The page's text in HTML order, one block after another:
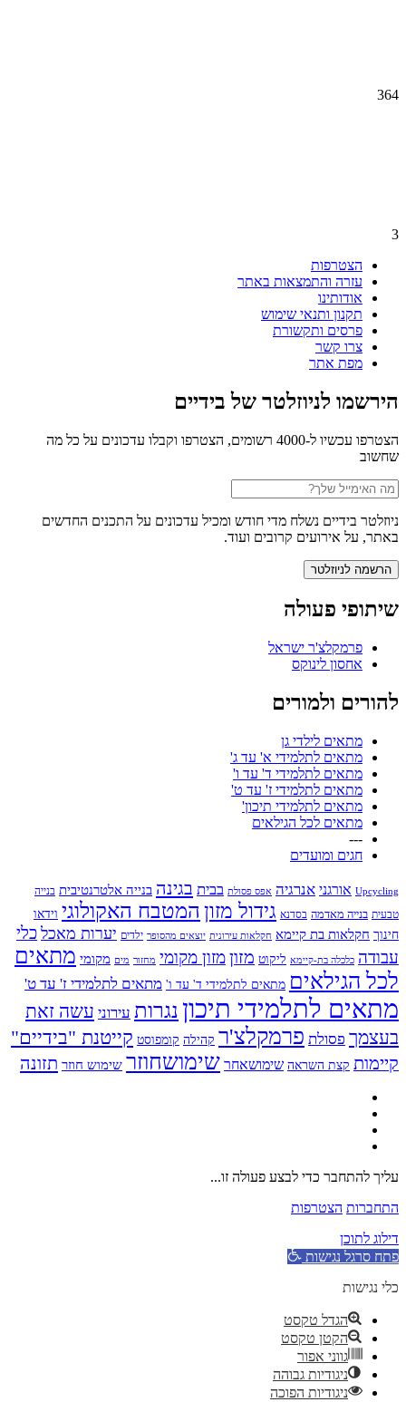
364
הצטרפות
עזרה והתמצאות באתר
אודותינו
תקנון ותנאי שימוש
פרסים ותקשורת
צרו קשר
מפת אתר
הירשמו לניוזלטר של בידיים
הצטרפו עכשיו ל-4000 רשומים, הצטרפו וקבלו עדכונים על כל מה
שחשוב
ניוזלטר בידיים נשלח מדי חודש ומכיל עדכונים על התכנים החדשים
באתר, על אירועים קרובים ועוד.
שיתופי פעולה
פרמקלצ'ר ישראל
אחסון לינוקס
להורים ולמורים
מתאים לילדי גן
מתאים לתלמידי א' עד ג'
מתאים לתלמידי ד' עד ו'
מתאים לתלמידי ז' עד ט'
מתאים לתלמידי תיכון'
מתאים לכל הגילאים
---
חגים ומועדים
Upcycling אורגני אנרגיה אפס פסולת בבית בגינה בנייה אלטרנטיבית בנייה
טבעית בנייה מאדמה בסדנא גידול מזוןהמטבח האקולוגי וידאו
חינוך חקלאות בת קיימא חקלאות עירונית יוצאים מהסופר ילדים יערות מאכל כלי
עבודה כלכלה בת-קיימא ליקוט מזון מזון מקומי מחזור מים מקומי מתאים
לכל הגילאים מתאים לתלמידי ד' עד ו' מתאים לתלמידי ז' עד ט'
מתאים לתלמידי תיכוןנגרות עירוני עשה זאת
בעצמך פסולת פרמקלצ'ר קהילה קומפוסט קייטנת "בידיים"
קיימות קצת השראה שימושאחר שימושחוזר שימוש חוזר תזונה
עליך להתחבר כדי לבצע פעולה זו...
התחברות הצטרפות
דילוג לתוכן
פתח סרגל נגישות
כלי נגישות
הגדל טקסט
הקטן טקסט
גווני אפור
ניגודיות גבוהה
ניגודיות הפוכה